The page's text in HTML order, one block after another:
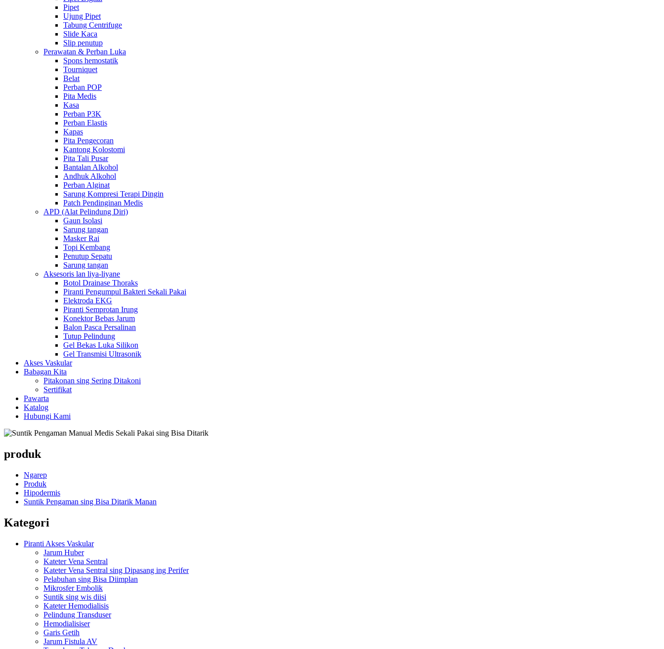
Pipet
Ujung Pipet
Tabung Centrifuge
Slide Kaca
Slip penutup
Perawatan & Perban Luka
Spons hemostatik
Tourniquet
Belat
Perban POP
Pita Medis
Kasa
Perban P3K
Perban Elastis
Kapas
Pita Pengecoran
Kantong Kolostomi
Pita Tali Pusar
Bantalan Alkohol
Andhuk Alkohol
Perban Alginat
Sarung Kompresi Terapi Dingin
Patch Pendinginan Medis
APD (Alat Pelindung Diri)
Gaun Isolasi
Sarung tangan
Masker Rai
Topi Kembang
Penutup Sepatu
Sarung tangan
Aksesoris lan liya-liyane
Botol Drainase Thoraks
Piranti Pengumpul Bakteri Sekali Pakai
Elektroda EKG
Piranti Semprotan Irung
Konektor Bebas Jarum
Balon Pasca Persalinan
Tutup Pelindung
Gel Bekas Luka Silikon
Gel Transmisi Ultrasonik
Akses Vaskular
Babagan Kita
Pitakonan sing Sering Ditakoni
Sertifikat
Pawarta
Katalog
Hubungi Kami
produk
Ngarep
Produk
Hipodermis
Suntik Pengaman sing Bisa Ditarik Manan
Kategori
Piranti Akses Vaskular
Jarum Huber
Kateter Vena Sentral
Kateter Vena Sentral sing Dipasang ing Perifer
Pelabuhan sing Bisa Diimplan
Mikrosfer Embolik
Suntik sing wis diisi
Kateter Hemodialisis
Pelindung Transduser
Hemodialisiser
Garis Getih
Jarum Fistula AV